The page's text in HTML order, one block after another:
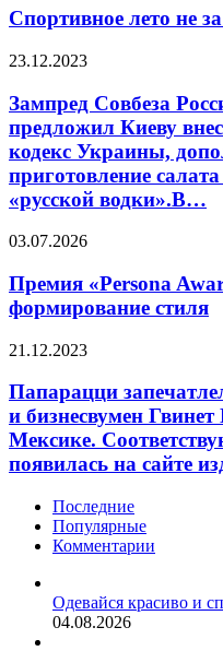
тщательно
следят
состоянием
покупая
дорогие
средства
для
лица
и
наведываясь
салон
или…
не
за
горами!
Спортивное лето не
Зампред
России
Дмитрий
Медведев
предложил
Киеву
внести
изменения
в
кодекс
Украины,
дополнив
наказаниями
приготовление
салата
«оливье»
и
употребление
водки».В…
23.12.2023
Зампред Совбеза
предложил Киеву
кодекс Украины,
приготовление
«русской водки».В…
Премия
Awards»
—
награды
вклад
формирование
стиля
03.07.2026
Премия «Persona
формирование стиля
Папарацци
американскую
актрису
и
бизнесвумен
Гвинет
пляже
Соответствующая
публикация
появилась
21.12.2023
Папарацци
и бизнесвумен
Мексике.
появилась на сайте
Последние
Популярные
Комментарии
Одевайся красиво и
04.08.2026